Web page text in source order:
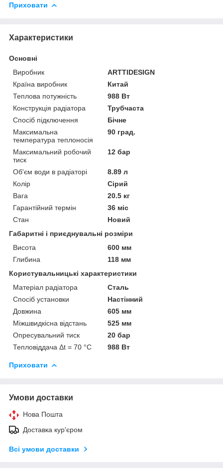
Приховати
Характеристики
Основні
Виробник
ARTTIDESIGN
Країна виробник
Китай
Теплова потужність
988 Вт
Конструкція радіатора
Трубчаста
Спосіб підключення
Бічне
Максимальна
температура теплоносія
90 град.
Максимальний робочий
тиск
12 бар
Об'єм води в радіаторі
8.89 л
Колір
Сірий
Вага
20.5 кг
Гарантійний термін
36 міс
Стан
Новий
Габаритні і приєднувальні розміри
Висота
600 мм
Глибина
118 мм
Користувальницькі характеристики
Матеріал радіатора
Сталь
Спосіб установки
Настінний
Довжина
605 мм
Міжшвидкісна відстань
525 мм
Опресувальний тиск
20 бар
Тепловіддача Δt = 70 °C
988 Вт
Приховати
Умови доставки
Нова Пошта
Доставка кур'єром
Всі умови доставки